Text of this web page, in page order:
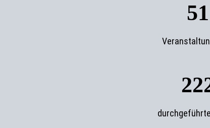
51